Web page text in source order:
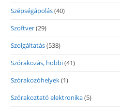
Szépségápolás(40)
Szoftver(29)
Szolgáltatás(538)
Szórakozás, hobbi(41)
Szórakozóhelyek(1)
Szórakoztató elektronika(5)